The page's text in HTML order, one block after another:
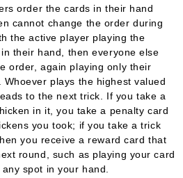
order the cards in their hand
cannot change the order during
the active player playing the
their hand, then everyone else
order, again playing only their
plays the highest valued
to the next trick. If you take a
in it, you take a penalty card
you took; if you take a trick
you receive a reward card that
round, such as playing your card
spot in your hand.